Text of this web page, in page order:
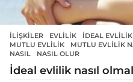
İLIŞKILER EVLILIK ,IDEAL EVLILIK
MUTLU EVLILIK
,MUTLU EVLILIK
NASIL
,NASIL OLUR
İdeal evlilik nasıl